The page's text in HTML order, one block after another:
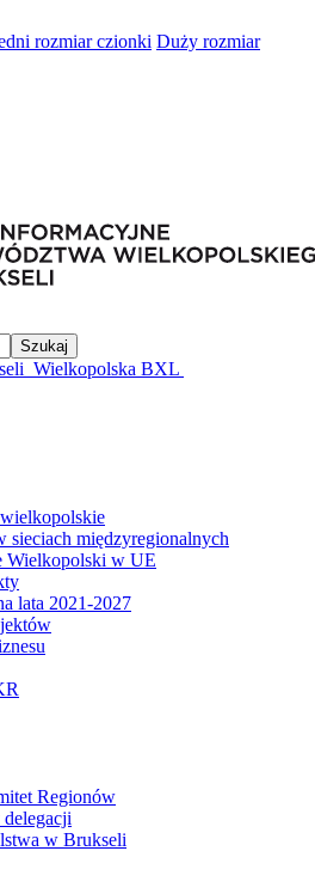
rozmiar czionki Duży rozmiar
Szukaj
Wielkopolska BXL
sieciach międzyregionalnych
Wielkopolski w UE
lata 2021-2027
Regionów
w Brukseli